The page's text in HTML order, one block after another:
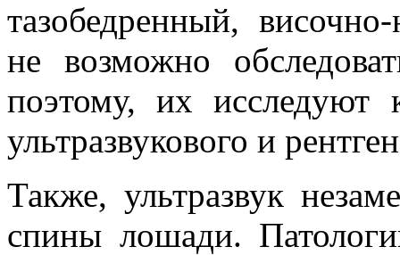
тазобедренный,
не возможно
поэтому, их
ультразвукового и
Также, ультразвук
спины лошади.